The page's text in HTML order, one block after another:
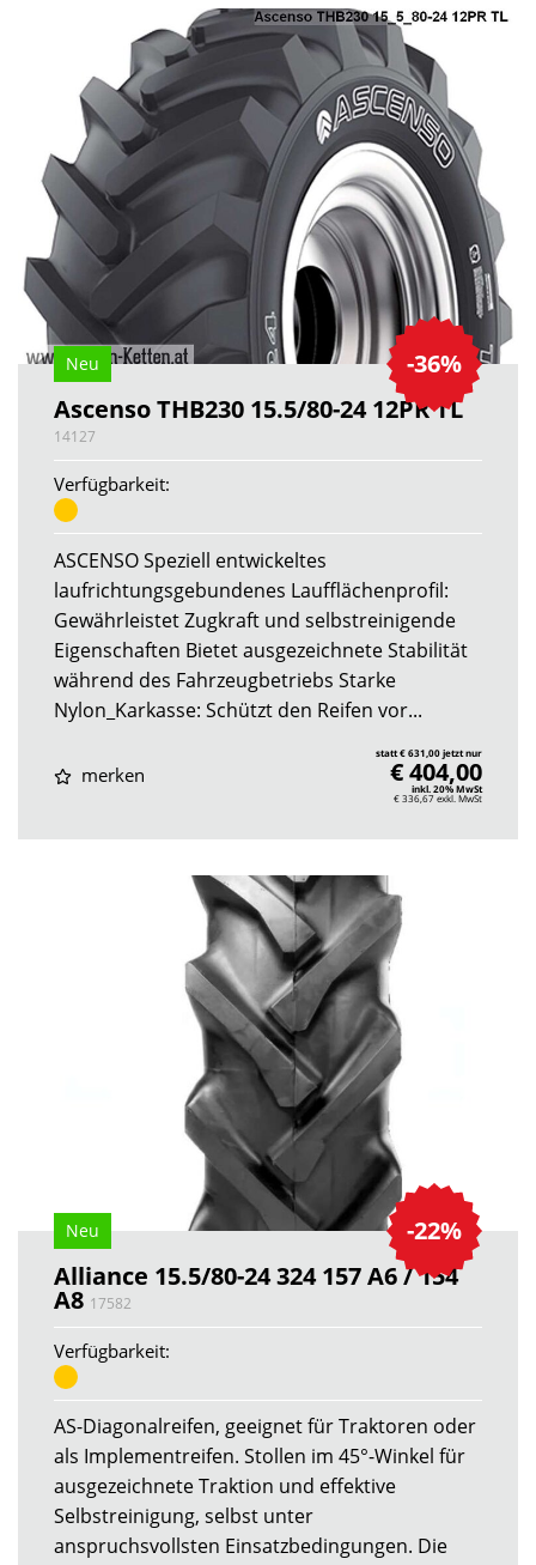
-36%
Neu
Ascenso THB230 15.5/80-24 12PR TL
14127
Verfügbarkeit:
ASCENSO Speziell entwickeltes
laufrichtungsgebundenes Laufflächenprofil:
Gewährleistet Zugkraft und selbstreinigende
Eigenschaften Bietet ausgezeichnete Stabilität
während des Fahrzeugbetriebs Starke
Nylon_Karkasse: Schützt den Reifen vor...
merken
statt € 631,00 jetzt nur
€ 404,00
inkl. 20% MwSt
€ 336,67exkl. MwSt
-22%
Neu
Alliance 15.5/80-24 324 157 A6 / 154
A8 17582
Verfügbarkeit:
AS-Diagonalreifen, geeignet für Traktoren oder
als Implementreifen. Stollen im 45°-Winkel für
ausgezeichnete Traktion und effektive
Selbstreinigung, selbst unter
anspruchsvollsten Einsatzbedingungen. Die